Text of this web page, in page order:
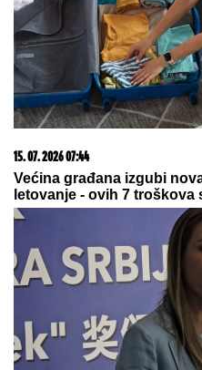
15. 07. 2026 07:44
Većina građana izgubi
letovanje - ovih 7